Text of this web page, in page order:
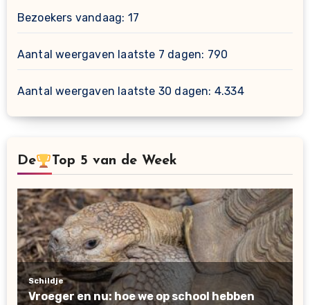
Bezoekers vandaag: 17
Aantal weergaven laatste 7 dagen: 790
Aantal weergaven laatste 30 dagen: 4.334
De Top 5 van de Week